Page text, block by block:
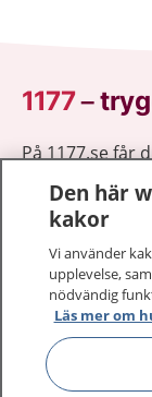
1177–
På 1177.se får
sjukdomar
Logga in för
vårdärenden.
1177 ger dig
Den här
kakor
Vi använder
upplevelse,
nödvändig
Läs mer om